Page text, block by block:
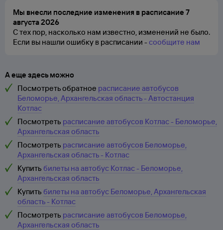
Мы внесли последние изменения в расписание 7
августа 2026
С тех пор, насколько нам известно, изменений не было.
Если вы нашли ошибку в расписании -сообщите нам
А еще здесь можно
Посмотреть обратное расписание автобусов
Беломорье, Архангельская область - Автостанция
Котлас
Посмотреть расписание автобусов Котлас - Беломорье,
Архангельская область
Посмотреть расписание автобусов Беломорье,
Архангельская область - Котлас
Купить билеты на автобус Котлас - Беломорье,
Архангельская область
Купить билеты на автобус Беломорье, Архангельская
область - Котлас
Посмотреть расписание автобусов Беломорье,
Архангельская область